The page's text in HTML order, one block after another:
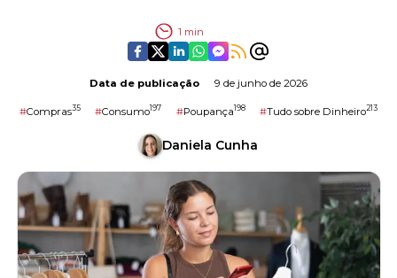
1 min
Data de publicação 9 de junho de 2026
#Compras35 #Consumo197 #Poupança198 #Tudo sobre Dinheiro213
Daniela Cunha